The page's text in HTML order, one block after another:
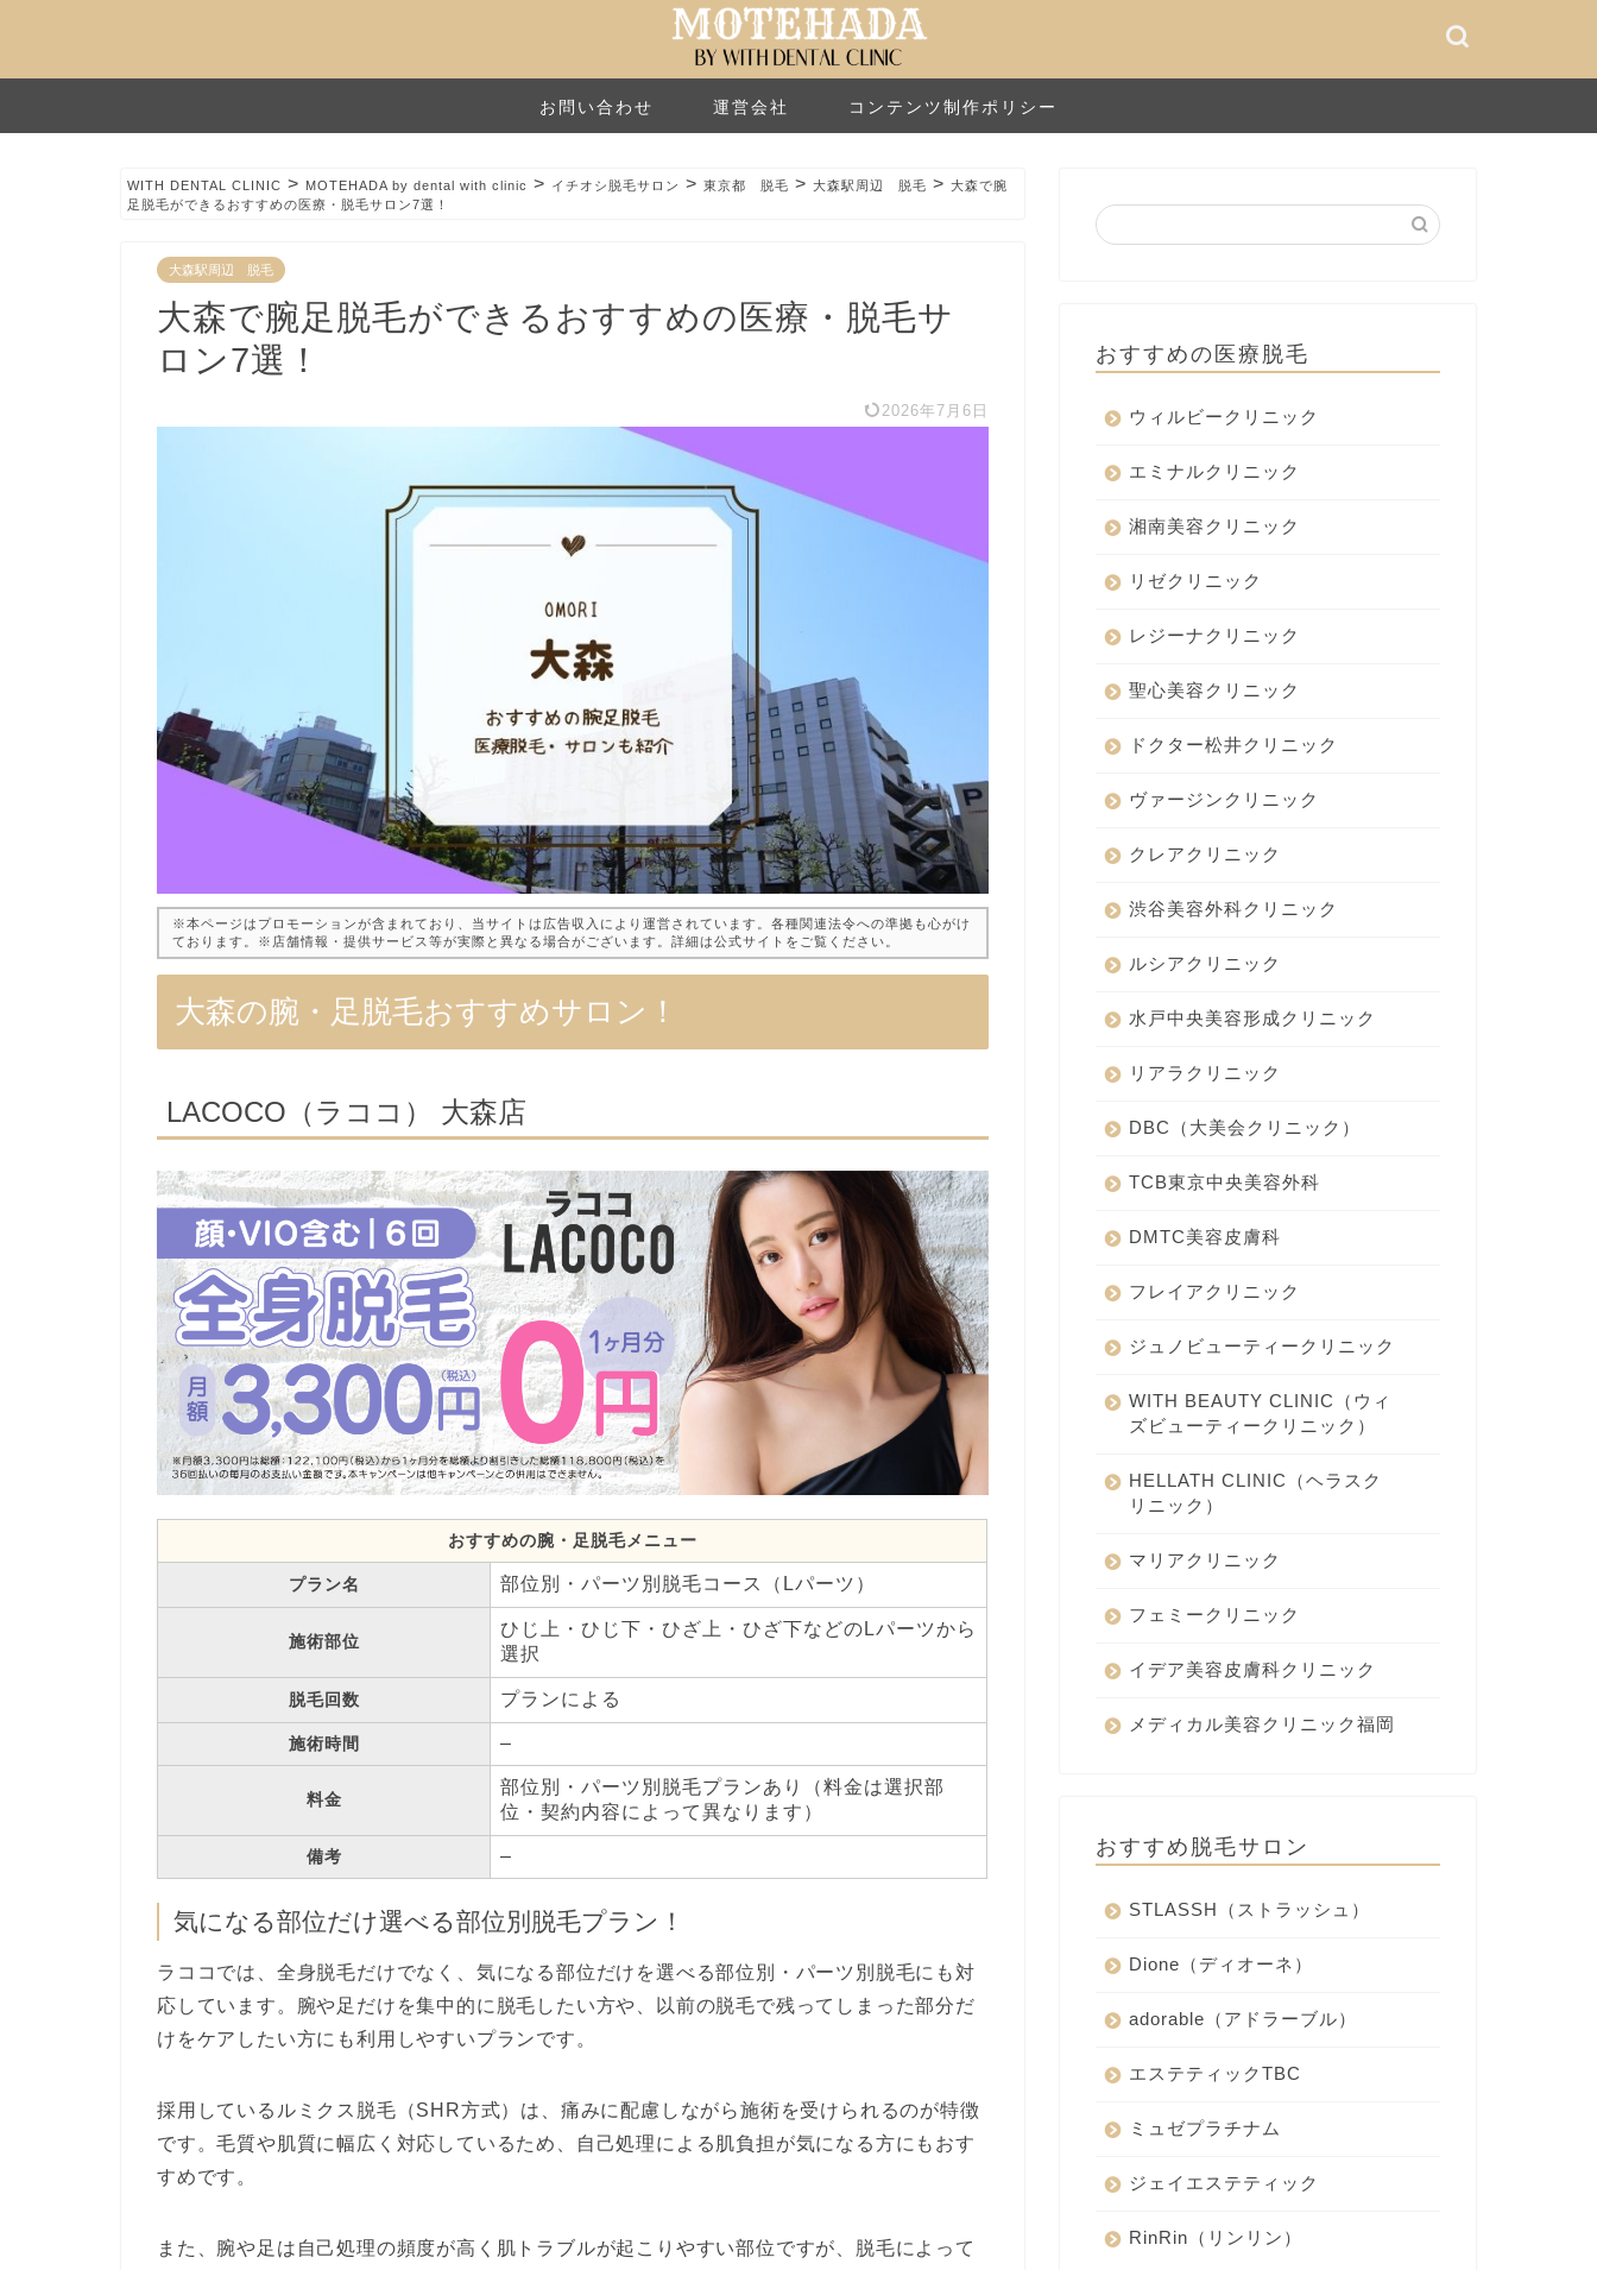
お問い合わせ 運営会社 コンテンツ制作ポリシー
WITH DENTAL CLINIC > MOTEHADA by dental with clinic > イチオシ脱毛サロン > 東京都 脱毛 > 大森駅周辺 脱毛 > 大森で腕
足脱毛ができるおすすめの医療・脱毛サロン7選！
大森駅周辺 脱毛
大森で腕足脱毛ができるおすすめの医療・脱毛サ
ロン7選！
2026年7月6日
※本ページはプロモーションが含まれており、当サイトは広告収入により運営されています。各種関連法令への準拠も心がけ
ております。※店舗情報・提供サービス等が実際と異なる場合がございます。詳細は公式サイトをご覧ください。
大森の腕・足脱毛おすすめサロン！
LACOCO（ラココ） 大森店
おすすめの腕・足脱毛メニュー
プラン名 部位別・パーツ別脱毛コース（Lパーツ）
施術部位
ひじ上・ひじ下・ひざ上・ひざ下などのLパーツから
選択
脱毛回数 プランによる
施術時間 –
料金
部位別・パーツ別脱毛プランあり（料金は選択部
位・契約内容によって異なります）
備考 –
気になる部位だけ選べる部位別脱毛プラン！
ラココでは、全身脱毛だけでなく、気になる部位だけを選べる部位別・パーツ別脱毛にも対
応しています。腕や足だけを集中的に脱毛したい方や、以前の脱毛で残ってしまった部分だ
けをケアしたい方にも利用しやすいプランです。
採用しているルミクス脱毛（SHR方式）は、痛みに配慮しながら施術を受けられるのが特徴
です。毛質や肌質に幅広く対応しているため、自己処理による肌負担が気になる方にもおす
すめです。
また、腕や足は自己処理の頻度が高く肌トラブルが起こりやすい部位ですが、脱毛によって
おすすめの医療脱毛
ウィルビークリニック
エミナルクリニック
湘南美容クリニック
リゼクリニック
レジーナクリニック
聖心美容クリニック
ドクター松井クリニック
ヴァージンクリニック
クレアクリニック
渋谷美容外科クリニック
ルシアクリニック
水戸中央美容形成クリニック
リアラクリニック
DBC（大美会クリニック）
TCB東京中央美容外科
DMTC美容皮膚科
フレイアクリニック
ジュノビューティークリニック
WITH BEAUTY CLINIC（ウィ
ズビューティークリニック）
HELLATH CLINIC（ヘラスク
リニック）
マリアクリニック
フェミークリニック
イデア美容皮膚科クリニック
メディカル美容クリニック福岡
おすすめ脱毛サロン
STLASSH（ストラッシュ）
Dione（ディオーネ）
adorable（アドラーブル）
エステティックTBC
ミュゼプラチナム
ジェイエステティック
RinRin（リンリン）